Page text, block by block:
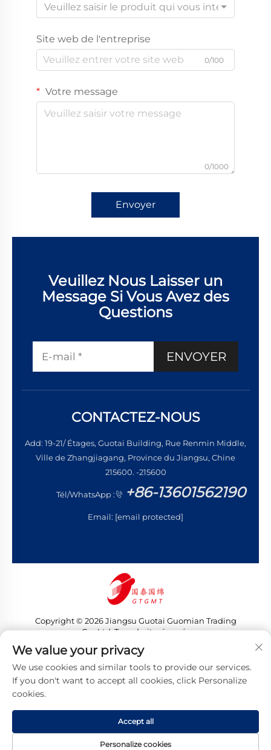
Veuillez saisir le produit qui vous intéresse
Site web de l'entreprise
0/100
Votre message
0/1000
Envoyer
Veuillez Nous Laisser un
Message Si Vous Avez des
Questions
ENVOYER
CONTACTEZ-NOUS
Add: 19-21/ Étages, Guotai Building, Rue Renmin Middle,
Ville de Zhangjiagang, Province du Jiangsu, Chine
215600. -215600
Tél/WhatsApp : +86-13601562190
Email: [email protected]
Copyright © 2026 Jiangsu Guotai Guomian Trading
Co., Ltd. Tous droits réservés
Politique de confidentialité
We value your privacy
We use cookies and similar tools to provide our services.
If you don't want to accept all cookies, click Personalize
cookies.
Personalize cookies
Accept all